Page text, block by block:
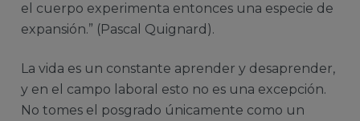
el cuerpo experimenta entonces una especie de
expansión.” (Pascal Quignard).
La vida es un constante aprender y desaprender,
y en el campo laboral esto no es una excepción.
No tomes el posgrado únicamente como un